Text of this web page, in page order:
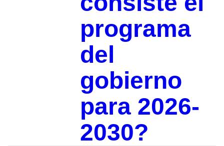
programa
del
gobierno
para 2026-
2030?